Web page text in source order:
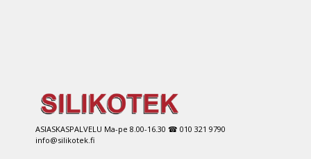
ASIASKASPALVELU Ma-pe 8.00-16.30 ☎ 010 321 9790
info@silikotek.fi